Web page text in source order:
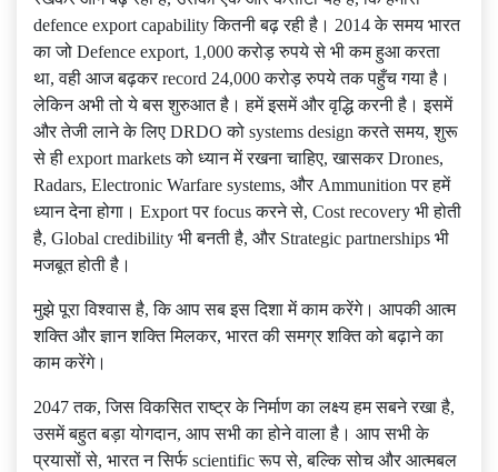
defence export capability कितनी बढ़ रही है। 2014 के समय भारत
का जो Defence export, 1,000 करोड़ रुपये से भी कम हुआ करता
था, वही आज बढ़कर record 24,000 करोड़ रुपये तक पहुँच गया है।
लेकिन अभी तो ये बस शुरुआत है। हमें इसमें और वृद्धि करनी है। इसमें
और तेजी लाने के लिए DRDO को systems design करते समय, शुरू
से ही export markets को ध्यान में रखना चाहिए, खासकर Drones,
Radars, Electronic Warfare systems, और Ammunition पर हमें
ध्यान देना होगा। Export पर focus करने से, Cost recovery भी होती
है, Global credibility भी बनती है, और Strategic partnerships भी
मजबूत होती है।
मुझे पूरा विश्वास है, कि आप सब इस दिशा में काम करेंगे। आपकी आत्म
शक्ति और ज्ञान शक्ति मिलकर, भारत की समग्र शक्ति को बढ़ाने का
काम करेंगे।
2047 तक, जिस विकसित राष्ट्र के निर्माण का लक्ष्य हम सबने रखा है,
उसमें बहुत बड़ा योगदान, आप सभी का होने वाला है। आप सभी के
प्रयासों से, भारत न सिर्फ scientific रूप से, बल्कि सोच और आत्मबल